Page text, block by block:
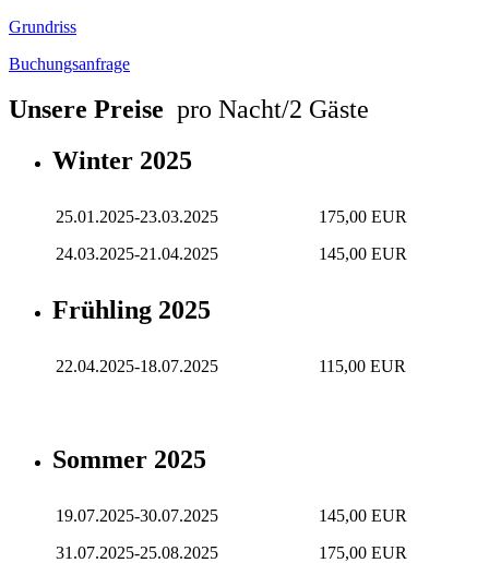
Grundriss
Buchungsanfrage
Unsere Preise pro Nacht/2 Gäste
Winter 2025
25.01.2025-23.03.2025
175,00 EUR
24.03.2025-21.04.2025
145,00 EUR
Frühling 2025
22.04.2025-18.07.2025 115,00 EUR
Sommer 2025
19.07.2025-30.07.2025
145,00 EUR
31.07.2025-25.08.2025
175,00 EUR